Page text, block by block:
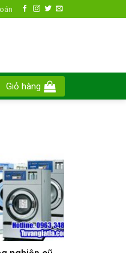
Giỏ hàng